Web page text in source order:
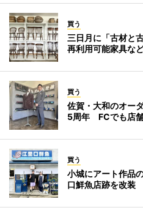
買う
三日月に「古材と
再利用可能家具な
買う
佐賀・大和のオー
5周年 FCでも店
買う
小城にアート作品
口鮮魚店跡を改装